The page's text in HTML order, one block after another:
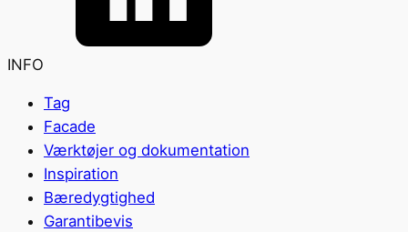
INFO
Tag
Facade
Værktøjer og dokumentation
Inspiration
Bæredygtighed
Garantibevis